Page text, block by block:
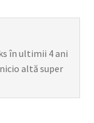
în ultimii 4 ani
altă super